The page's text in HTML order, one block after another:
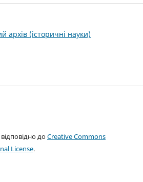
архів (історичні науки)
доCreative Commons
License.